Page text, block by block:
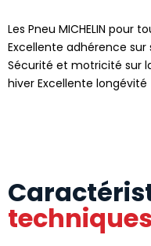
Les Pneu MICHELIN pour
Excellente adhérence sur
Sécurité et motricité sur
hiver Excellente longévité
techniques